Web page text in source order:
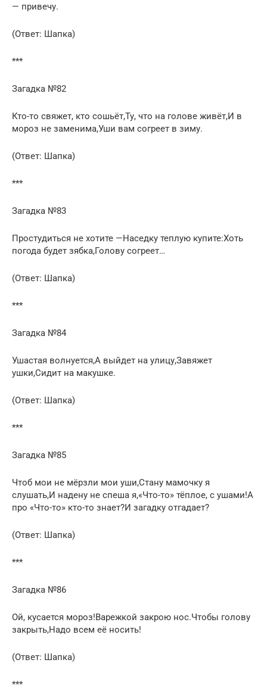
— привечу.
(Ответ: Шапка)
***
Загадка №82
Кто-то свяжет, кто сошьёт,Ту, что на голове живёт,И в
мороз не заменима,Уши вам согреет в зиму.
(Ответ: Шапка)
***
Загадка №83
Простудиться не хотите —Наседку теплую купите:Хоть
погода будет зябка,Голову согреет…
(Ответ: Шапка)
***
Загадка №84
Ушастая волнуется,А выйдет на улицу,Завяжет
ушки,Сидит на макушке.
(Ответ: Шапка)
***
Загадка №85
Чтоб мои не мёрзли мои уши,Стану мамочку я
слушать,И надену не спеша я,«Что-то» тёплое, с ушами!А
про «Что-то» кто-то знает?И загадку отгадает?
(Ответ: Шапка)
***
Загадка №86
Ой, кусается мороз!Варежкой закрою нос.Чтобы голову
закрыть,Надо всем её носить!
(Ответ: Шапка)
***